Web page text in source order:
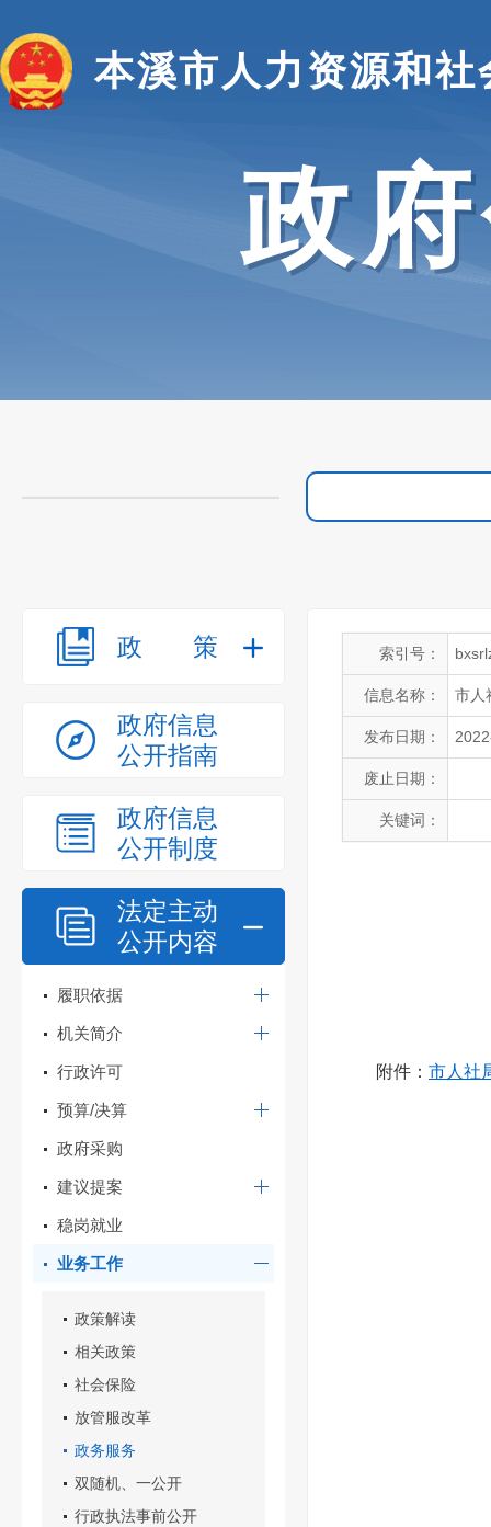
本溪市人力资源和社
政
政策
政府信息
公开指南
政府信息
公开制度
法定主动
公开内容
履职依据
机关简介
行政许可
预算/决算
政府采购
建议提案
稳岗就业
业务工作
政策解读
相关政策
社会保险
放管服改革
政务服务
双随机、一公开
行政执法事前公开
索引号：
信息名称： 市人
发布日期：
废止日期：
关键词：
附件： 市人社